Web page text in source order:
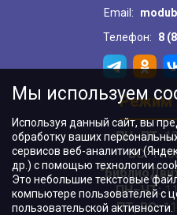
Email:
Телефон:
8
Режим
ПН–ПТ:
ВС:
ПН–ЧТ:
ПТ, ВС:
Мы используем
Используя данный сайт, вы
обработку ваших
сервисов веб-аналитики
др.) с помощью технологии
Это небольшие текстовые
компьютере пользователей с
пользовательской активности.